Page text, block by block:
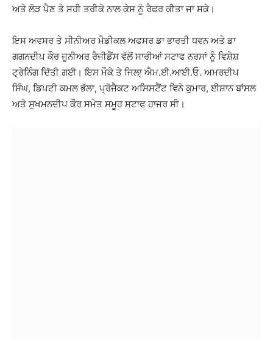
ਅਤੇ ਲੋੜ ਪੈਣ ਤੇ ਸਹੀ ਤਰੀਕੇ ਨਾਲ ਕੇਸ ਨੂੰ ਰੈਫਰ ਕੀਤਾ ਜਾ ਸਕੇ।
ਇਸ ਅਵਸਰ ਤੇ ਸੀਨੀਅਰ ਮੈਡੀਕਲ ਅਫਸਰ ਡਾ ਭਾਰਤੀ ਧਵਨ ਅਤੇ ਡਾ
ਗਗਨਦੀਪ ਕੌਰ ਜੂਨੀਅਰ ਰੈਜੀਡੈਂਸ ਵੱਲੋਂ ਸਾਰੀਆਂ ਸਟਾਫ ਨਰਸਾਂ ਨੂੰ ਵਿਸ਼ੇਸ਼
ਟ੍ਰੇਨਿੰਗ ਦਿੱਤੀ ਗਈ। ਇਸ ਮੌਕੇ ਤੇ ਜਿਲਾ੍ ਐਮ.ਈ.ਆਈ.ਓ. ਅਮਰਦੀਪ
ਸਿੰਘ, ਡਿਪਟੀ ਕਮਲ ਭੱਲਾ, ਪ੍ਰੋਜੈਕਟ ਅਸਿਸਟੈਂਟ ਵਿਨੇ ਕੁਮਾਰ, ਈਸ਼ਾਨ ਬਾਂਸਲ
ਅਤੇ ਸੁਖਮਨਦੀਪ ਕੌਰ ਸਮੇਤ ਸਮੂਹ ਸਟਾਫ ਹਾਜਰ ਸੀ।